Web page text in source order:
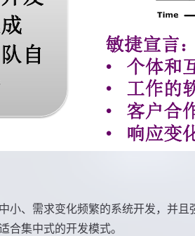
小、需求变化频繁的系统开发，并且
合集中式的开发模式。